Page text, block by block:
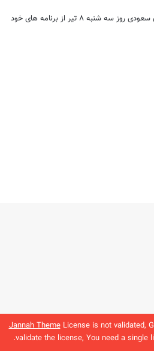
Jannah ThemeLicense is not validated,
validate the license, You need a single
محمد بن سلمان، ولیعهد عربستان سعودی روز سه شنبه ۸ تیر از برنامه های خود